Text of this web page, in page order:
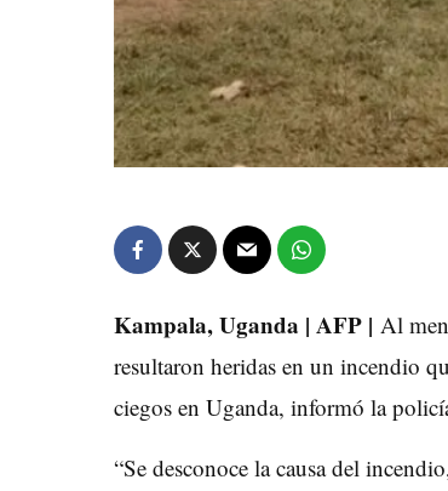
Kampala, Uganda | AFP | Al
resultaron heridas en un incendio
ciegos en Uganda, informó la
“Se desconoce la causa del